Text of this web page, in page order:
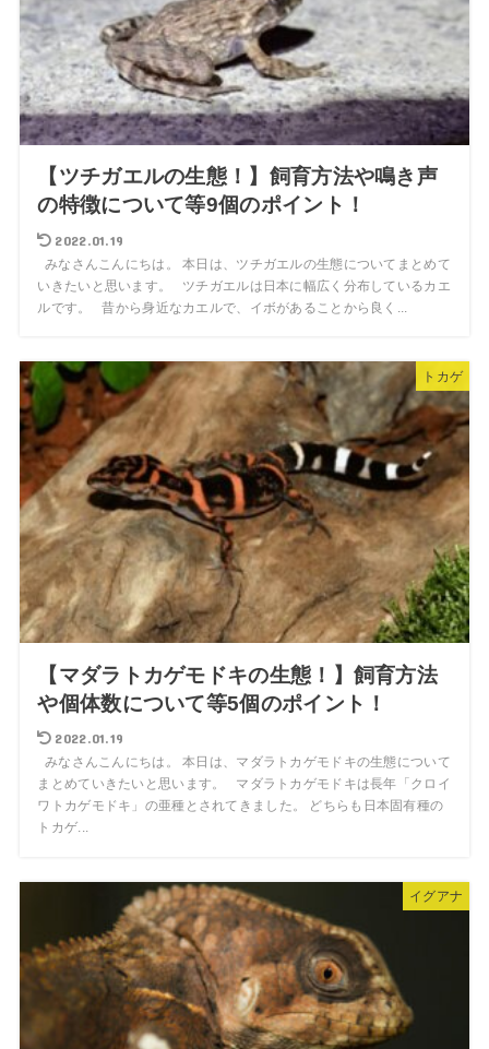
【ツチガエルの生態！】飼育方法や鳴き声
の特徴について等9個のポイント！
2022.01.19
みなさんこんにちは。 本日は、ツチガエルの生態についてまとめて
いきたいと思います。 ツチガエルは日本に幅広く分布しているカエ
ルです。 昔から身近なカエルで、イボがあることから良く...
トカゲ
【マダラトカゲモドキの生態！】飼育方法
や個体数について等5個のポイント！
2022.01.19
みなさんこんにちは。 本日は、マダラトカゲモドキの生態について
まとめていきたいと思います。 マダラトカゲモドキは長年「クロイ
ワトカゲモドキ」の亜種とされてきました。 どちらも日本固有種の
トカゲ...
イグアナ